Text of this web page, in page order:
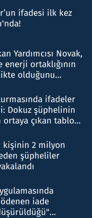
ifadesi ilk kez
Yardımcısı Novak,
enerji ortaklığının
olduğunu
ifadeler
Dokuz şüphelinin
çıkan tablo
kişinin 2 milyon
şüpheliler
iade